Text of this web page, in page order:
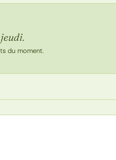
du moment.